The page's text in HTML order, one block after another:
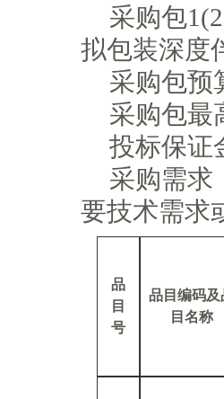
采购包
拟包装深度
采购包预
采购包
投标保证
采购需求
要技术需求
品
目
号
品目编码及
目名称